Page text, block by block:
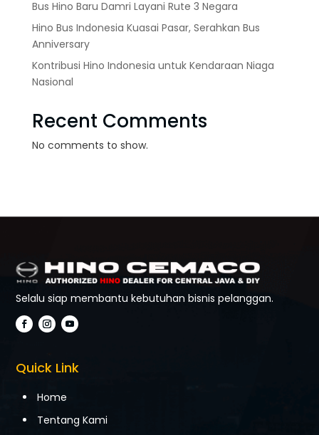
Bus Hino Baru Damri Layani Rute 3 Negara
Hino Bus Indonesia Kuasai Pasar, Serahkan Bus
Anniversary
Kontribusi Hino Indonesia untuk Kendaraan Niaga
Nasional
Recent Comments
No comments to show.
Selalu siap membantu kebutuhan bisnis pelanggan.
Quick Link
Home
Tentang Kami